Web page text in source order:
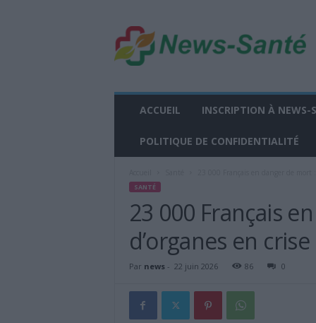
w
s
ACCUEIL INSCRIPTION À NEWS-
POLITIQUE DE CONFIDENTIALITÉ
SANTÉ
23 000 Français
d’organes en crise
Par news- 22 juin 2026 86 0